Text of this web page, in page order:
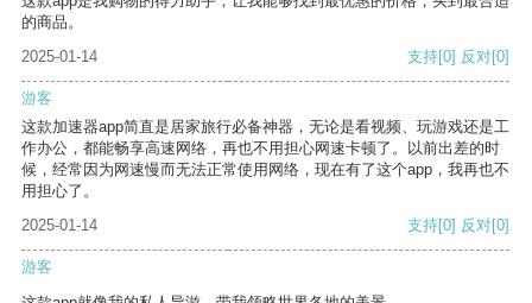
的商品。
2025-01-14
支持[0] 反对[0]
游客
这款加速器app简直是居家旅行必备神器，无论是看视频、玩游戏还是工
作办公，都能畅享高速网络，再也不用担心网速卡顿了。以前出差的时
候，经常因为网速慢而无法正常使用网络，现在有了这个app，我再也不
用担心了。
2025-01-14
支持[0] 反对[0]
游客